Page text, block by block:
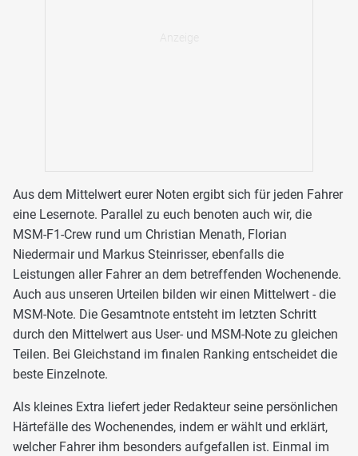
Aus dem Mittelwert eurer Noten ergibt sich für jeden Fahrer
eine Lesernote. Parallel zu euch benoten auch wir, die
MSM-F1-Crew rund um Christian Menath, Florian
Niedermair und Markus Steinrisser, ebenfalls die
Leistungen aller Fahrer an dem betreffenden Wochenende.
Auch aus unseren Urteilen bilden wir einen Mittelwert - die
MSM-Note. Die Gesamtnote entsteht im letzten Schritt
durch den Mittelwert aus User- und MSM-Note zu gleichen
Teilen. Bei Gleichstand im finalen Ranking entscheidet die
beste Einzelnote.
Als kleines Extra liefert jeder Redakteur seine persönlichen
Härtefälle des Wochenendes, indem er wählt und erklärt,
welcher Fahrer ihm besonders aufgefallen ist. Einmal im